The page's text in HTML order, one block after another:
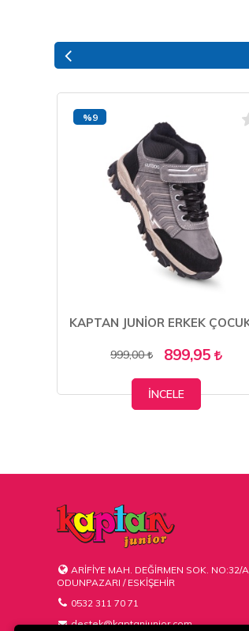
999,00 899,95
%9
İNCELE
ARİFİYE MAH. DEĞİRMEN SOK. NO:32/A
ODUNPAZARI / ESKİŞEHİR
0532 311 70 71
destek@kaptanjunior.com